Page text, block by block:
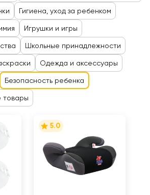
Гигиена, уход за ребенком
Игрушки и игры
Школьные принадлежности
Одежда и аксессуары
Безопасность ребенка
товары
5.0